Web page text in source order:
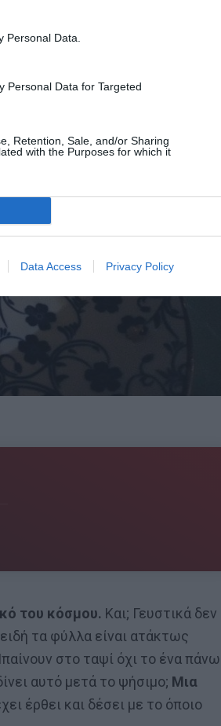
Personal Data.
Personal Data for Targeted
Retention, Sale, and/or Sharing
with the Purposes for which it
Data Access Privacy Policy
του κόσμου. Και; Γευστικά δεν
τα φύλλα είναι ατάκτως
στο ταψί όχι το ένα πάνω
αυτό μετά το ψήσιμο; Μια
έρθει και δέσει με το όποιο